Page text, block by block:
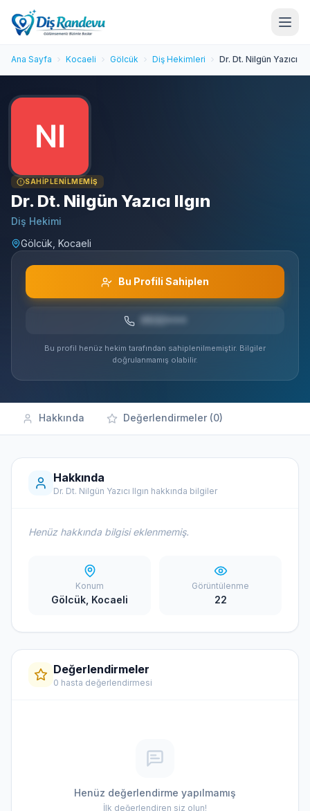
Ana Sayfa Kocaeli Gölcük Diş Hekimleri Dr. Dt. Nilgün Yazıcı
SAHIPLENILMEMIŞ
Dr. Dt. Nilgün Yazıcı Ilgın
Diş Hekimi
Gölcük, Kocaeli
Bu Profili Sahiplen
Bu profil henüz hekim tarafından sahiplenilmemiştir. Bilgiler
doğrulanmamış olabilir.
Hakkında Değerlendirmeler (0)
Hakkında
Dr. Dt. Nilgün Yazıcı Ilgın hakkında bilgiler
Henüz hakkında bilgisi eklenmemiş.
Konum
Gölcük, Kocaeli
Görüntülenme
22
Değerlendirmeler
0 hasta değerlendirmesi
Henüz değerlendirme yapılmamış
İlk değerlendiren siz olun!